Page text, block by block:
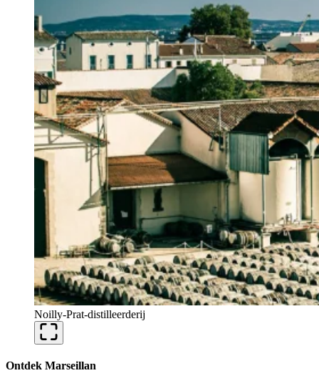
Noilly-Prat-distilleerderij
Ontdek Marseillan